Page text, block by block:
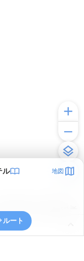
ル 地図
ルート